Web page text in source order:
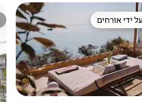
נכסים מועדפים על ידי אורחים
ידי אורחים